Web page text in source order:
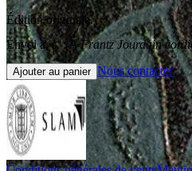
Édition originale.
Envoi a. s. : A Frantz Jourdain
Ajouter au panier Nous contacter